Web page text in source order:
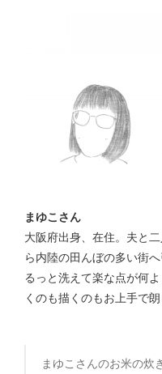
まゆこさん
大阪府出身、在住。夫と
ら内陸の田んぼの多い街
るっと洗えて楽な点が何
くのも描くのもお上手で朗
まゆこさんのお米の炊